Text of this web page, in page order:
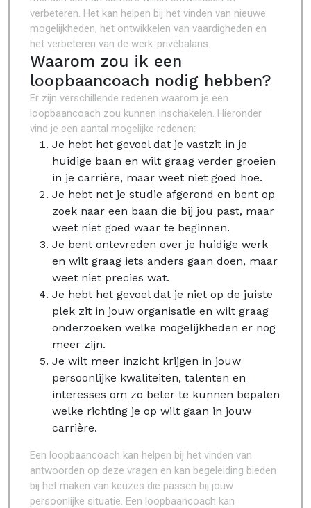
verbeteren. Het kan helpen bij het vinden van nieuwe
mogelijkheden, het ontwikkelen van vaardigheden en
het verbeteren van de werk-privébalans.
Waarom zou ik een
loopbaancoach nodig hebben?
Er zijn verschillende redenen waarom je een
loopbaancoach zou kunnen inschakelen. Hieronder
vind je een aantal mogelijke redenen:
Je hebt het gevoel dat je vastzit in je
huidige baan en wilt graag verder groeien
in je carrière, maar weet niet goed hoe.
Je hebt net je studie afgerond en bent op
zoek naar een baan die bij jou past, maar
weet niet goed waar te beginnen.
Je bent ontevreden over je huidige werk
en wilt graag iets anders gaan doen, maar
weet niet precies wat.
Je hebt het gevoel dat je niet op de juiste
plek zit in jouw organisatie en wilt graag
onderzoeken welke mogelijkheden er nog
meer zijn.
Je wilt meer inzicht krijgen in jouw
persoonlijke kwaliteiten, talenten en
interesses om zo beter te kunnen bepalen
welke richting je op wilt gaan in jouw
carrière.
Een loopbaancoach kan helpen bij het vinden van
antwoorden op deze vragen en kan begeleiding bieden
bij het maken van keuzes die passen bij jouw
persoonlijke situatie. Een loopbaancoach kan